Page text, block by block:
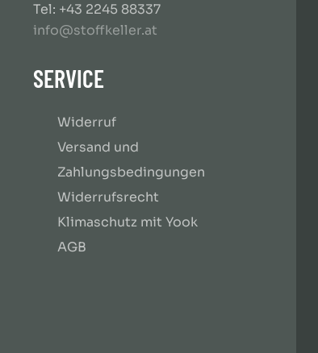
Tel: +43 2245 88337
info@stoffkeller.at
SERVICE
Widerruf
Versand und
Zahlungsbedingungen
Widerrufsrecht
Klimaschutz mit Yook
AGB